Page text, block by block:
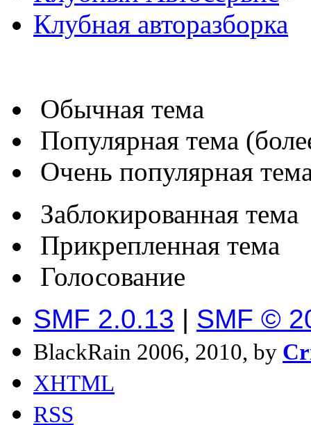
Клубная авторазборка
Обычная тема
Популярная тема
Очень популярная
Заблокированная тема
Прикрепленная тема
Голосование
SMF 2.0.13 | SMF ©
BlackRain 2006, 2010, by
XHTML
RSS